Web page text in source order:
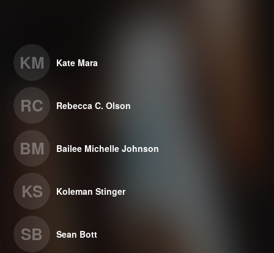
KM Kate Mara
RC Rebecca C. Olson
BM Bailee Michelle Johnson
KS Koleman Stinger
SB Sean Bott